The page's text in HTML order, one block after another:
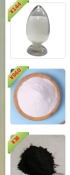
¥
144
¥
960
¥
36